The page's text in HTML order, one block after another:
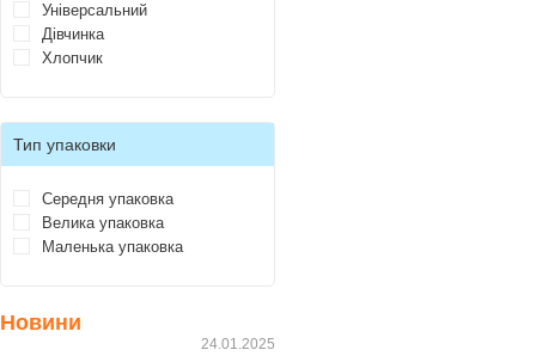
Універсальний
Дівчинка
Хлопчик
Тип упаковки
Середня упаковка
Велика упаковка
Маленька упаковка
Новини
24.01.2025